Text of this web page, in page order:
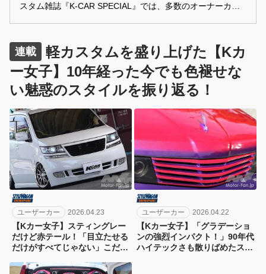
スタム雑誌『K-CAR SPECIAL』では、多数のオーナーカー
カスタム＆ドレスアップシーンでも色褪せない、珠玉の名車
たちを振り返っていく。 ※本記事は「K-CARスペシャル」
2015年10月号の記事を再編集したものです。
連載
軽カスタムを盛り上げた【Kカ
ー女子】10年経った今でも色褪せな
い魅惑のスタイルを振り返る！
ユーザーカー 2026.04.23
【Kカー女子】スティングレー
だけど赤テール！「目立たせる
だけがすべてじゃない」こだわ
ユーザーカー 2026.04.22
【Kカー女子】「グラデーショ
ンの強烈インパクト！」90年代
ハイテックさも散りばめたスパ